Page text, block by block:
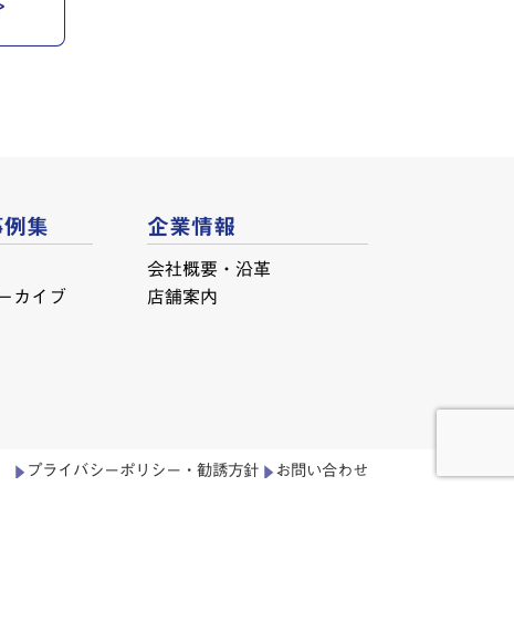
例集
カイブ
企業情報
会社概要・沿革
店舗案内
プライバシーポリシー・勧誘方針 お問い合わせ